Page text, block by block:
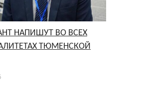
НАПИШУТ ВО ВСЕХ
ТЮМЕНСКОЙ